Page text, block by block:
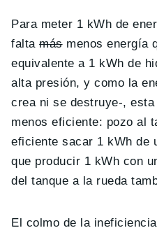
Para meter 1 kWh de
faltamásmenos energía
equivalente a 1 kWh de
alta presión, y como la
crea ni se destruye-,
menos eficiente: pozo al
eficiente sacar 1 kWh de
que producir 1 kWh con
del tanque a la rueda
El colmo de la